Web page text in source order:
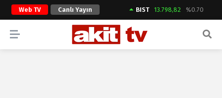
Web TV Canlı Yayın BIST 13.798,82 %0.70
ARAMA YAP